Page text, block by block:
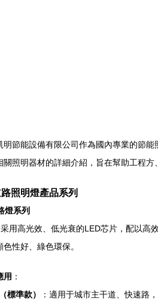
節能設備有限公司作為國內專業的節能
照明器材的詳細介紹，旨在幫助工程方
照明燈產品系列
燈系列
用高光效、低光衰的LED芯片，配以高
好、綠色環保。
用 ：
標準款）
：適用于城市主干道、